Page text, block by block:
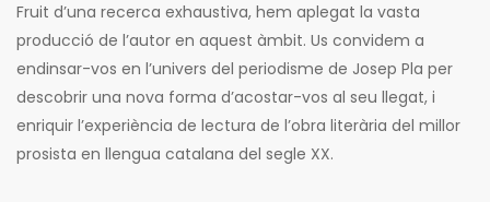
Fruit d’una recerca exhaustiva, hem aplegat la vasta
producció de l’autor en aquest àmbit. Us convidem a
endinsar-vos en l’univers del periodisme de Josep Pla per
descobrir una nova forma d’acostar-vos al seu llegat, i
enriquir l’experiència de lectura de l’obra literària del millor
prosista en llengua catalana del segle XX.